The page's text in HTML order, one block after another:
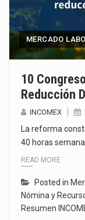
MERCADO
10
Reducción
INCOMEX
La reforma
40 horas
READ MORE
Posted in
Nómina y
Resumen